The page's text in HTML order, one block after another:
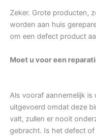
Zeker. Grote producten,
worden aan huis
om een defect product
Moet u voor een
Als vooraf aannemelijk
uitgevoerd omdat deze
valt, zullen er nooit
gebracht. Is het defect